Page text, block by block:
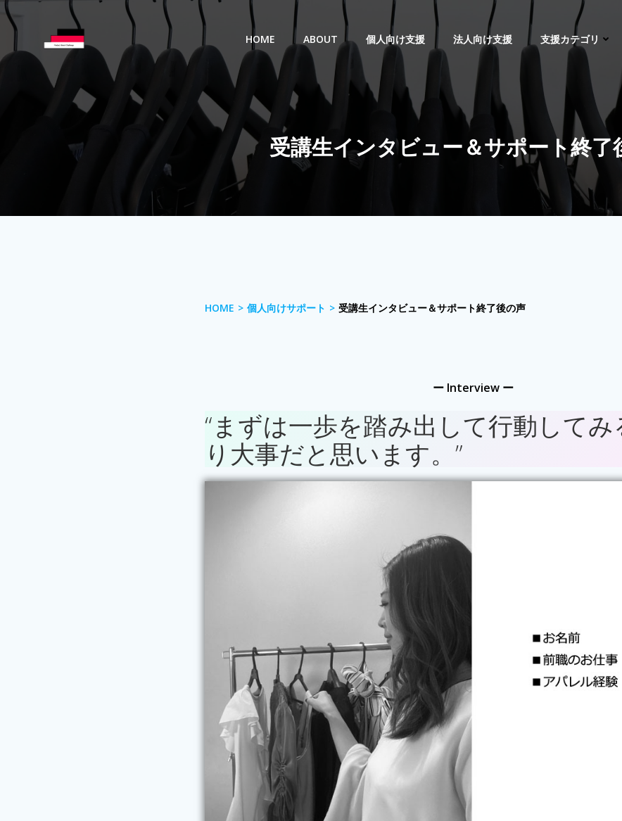
コ
ン
ン
HOME ABOUT 個人向け支援 法人向け支援 支援カテゴリ
受講生インタビュー＆サポート終了
HOME 個人向けサポート 受講生インタビュー＆サポート終了後の声
ー Interview ー
“まずは一歩を踏み出して行動してみ
り大事だと思います。”